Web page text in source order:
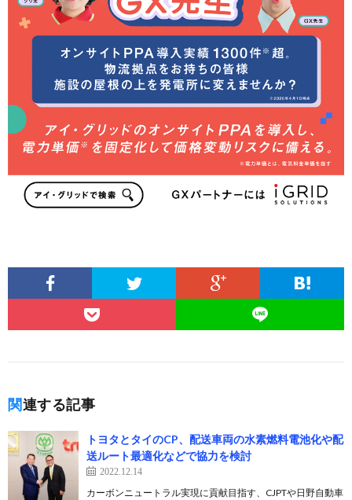
関連する記事
トヨタとタイのCP、配送車両の水素燃料電池化や配
送ルート最適化などで協力を検討
2022.12.14
カーボンニュートラル実現に貢献目指す、CJPTや日野自動車